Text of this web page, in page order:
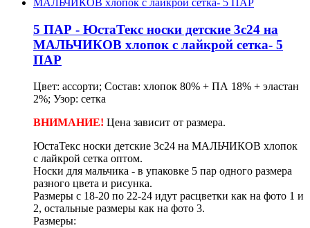
5 ПАР - ЮстаТекс носки детские 3с24 на
МАЛЬЧИКОВ хлопок с лайкрой сетка- 5
ПАР
Цвет: ассорти; Состав: хлопок 80% + ПА 18% + эластан
2%; Узор: сетка
ВНИМАНИЕ! Цена зависит от размера.
ЮстаТекс носки детские 3с24 на МАЛЬЧИКОВ хлопок
с лайкрой сетка оптом.
Носки для мальчика - в упаковке 5 пар одного размера
разного цвета и рисунка.
Размеры с 18-20 по 22-24 идут расцветки как на фото 1 и
2, остальные размеры как на фото 3.
Размеры: